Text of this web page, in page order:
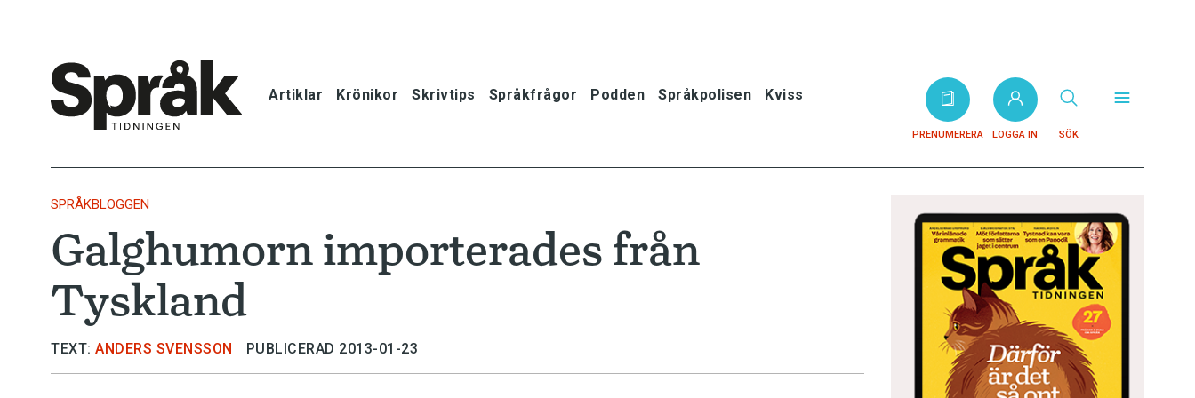
Artiklar Krönikor Skrivtips Språkfrågor Podden Språkpolisen Kviss
PRENUMERERA LOGGA IN SÖK
Krönikor
Skrivtips
SPRÅKBLOGGEN
Galghumorn importerades från
Tyskland
TEXT: ANDERS SVENSSON PUBLICERAD 2013-01-23